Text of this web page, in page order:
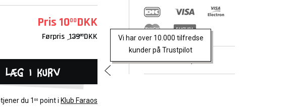
system for generating a
and a character’s ever-
Pris 1000 DKK
Førpris 13900DKK
Læg i kurv
Vi har over 10.000 tilfredse
kunder på Trustpilot
du 1 00 point i Klub Faraos
Trustpilot